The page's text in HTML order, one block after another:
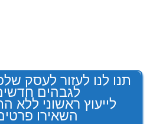
תנו לנו לעזור לעסק
לגבהים
לייעוץ ראשוני ללא
השאירו